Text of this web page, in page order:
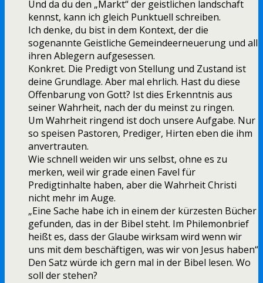
Und da du den „Markt“ der geistlichen landschaft
kennst, kann ich gleich Punktuell schreiben.
Ich denke, du bist in dem Kontext, der die
sogenannte Geistliche Gemeindeerneuerung und all
ihren Ablegern aufgesessen.
Konkret. Die Predigt von Stellung und Zustand ist
deine Grundlage. Aber mal ehrlich. Hast du diese
Offenbarung von Gott? Ist dies Erkenntnis aus
seiner Wahrheit, nach der du meinst zu ringen.
Um Wahrheit ringend ist doch unsere Aufgabe. Nur
so speisen Pastoren, Prediger, Hirten eben die ihm
anvertrauten.
Wie schnell weiden wir uns selbst, ohne es zu
merken, weil wir grade einen Favel für
Predigtinhalte haben, aber die Wahrheit Christi
nicht mehr im Auge.
„Eine Sache habe ich in einem der kürzesten Bücher
gefunden, das in der Bibel steht. Im Philemonbrief
heißt es, dass der Glaube wirksam wird wenn wir
uns mit dem beschäftigen, was wir von Jesus haben“
Den Satz würde ich gern mal in der Bibel lesen. Wo
soll der stehen?